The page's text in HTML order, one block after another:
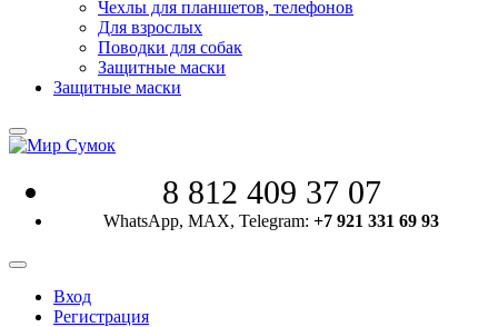
Чехлы для планшетов, телефонов
Для взрослых
Поводки для собак
Защитные маски
Защитные маски
8 812 409 37 07
WhatsApp, MAX, Telegram: +7 921 331 69 93
Вход
Регистрация